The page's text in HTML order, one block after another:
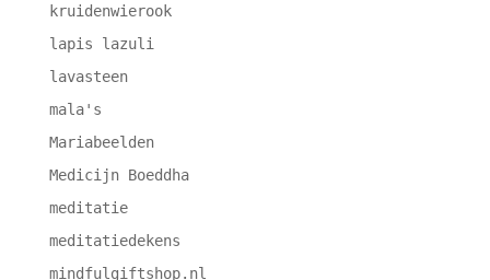
kruidenwierook
lapis lazuli
lavasteen
mala's
Mariabeelden
Medicijn Boeddha
meditatie
meditatiedekens
mindfulgiftshop.nl